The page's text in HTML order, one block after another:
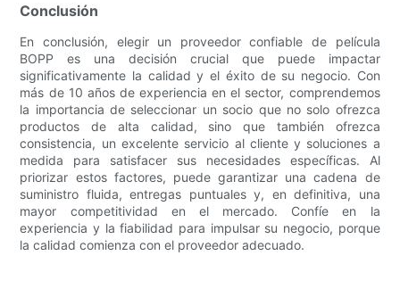
Conclusión
En conclusión, elegir un proveedor confiable de película
BOPP es una decisión crucial que puede impactar
significativamente la calidad y el éxito de su negocio. Con
más de 10 años de experiencia en el sector, comprendemos
la importancia de seleccionar un socio que no solo ofrezca
productos de alta calidad, sino que también ofrezca
consistencia, un excelente servicio al cliente y soluciones a
medida para satisfacer sus necesidades específicas. Al
priorizar estos factores, puede garantizar una cadena de
suministro fluida, entregas puntuales y, en definitiva, una
mayor competitividad en el mercado. Confíe en la
experiencia y la fiabilidad para impulsar su negocio, porque
la calidad comienza con el proveedor adecuado.